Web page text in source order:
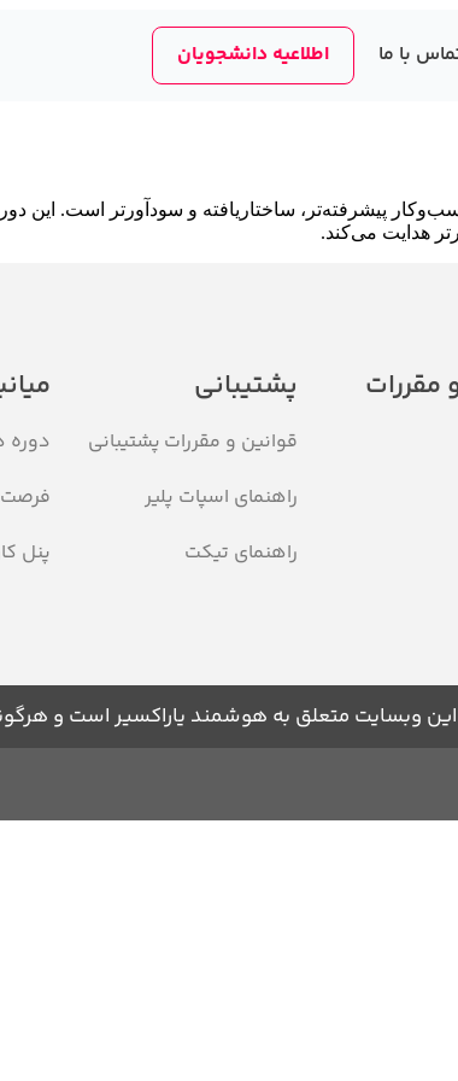
با ما اطلاعیه دانشجویان
پیشرفته‌تر، ساختاریافته و سودآورتر است. این
هدایت می‌کند.
مقررات پشتیبانی
قوانین و مقررات پشتیبانی
راهنمای اسپات پلیر
راهنمای تیکت
دوره
پنل
وبسایت متعلق به هوشمند یاراکسیر است و